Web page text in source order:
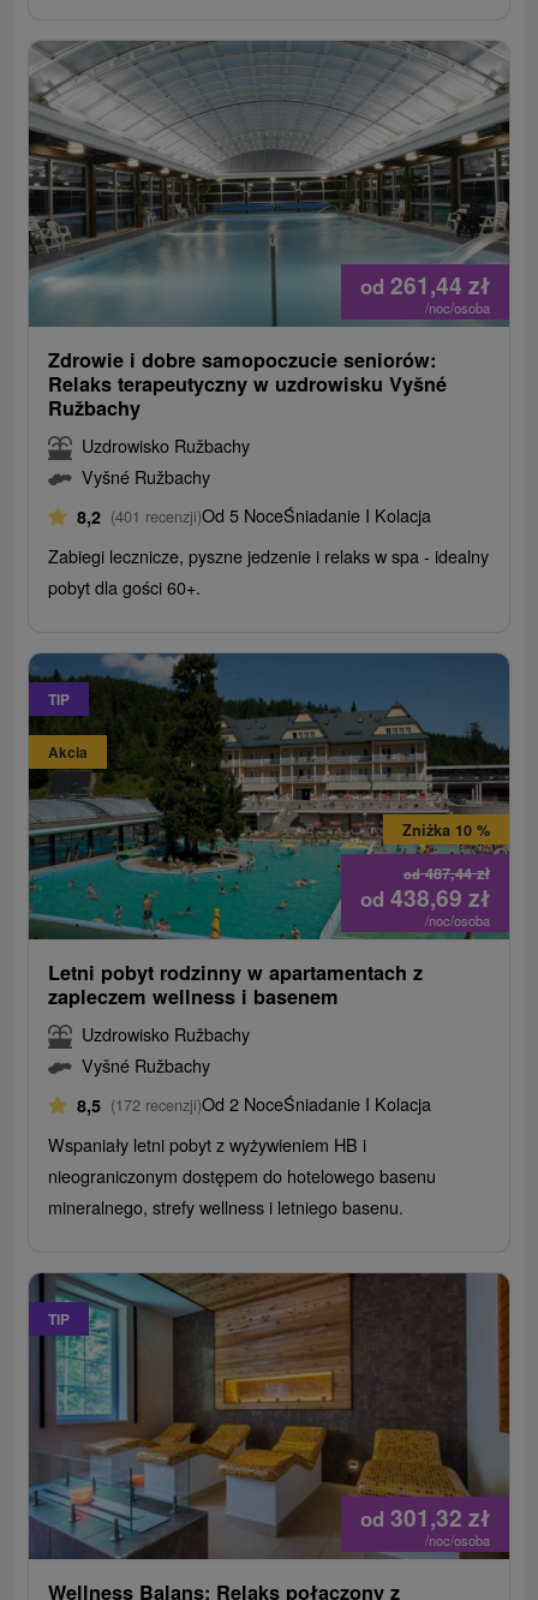
od 261,44 zł
/noc/osoba
Zdrowie i dobre samopoczucie seniorów:
Relaks terapeutyczny w uzdrowisku Vyšné
Ružbachy
Uzdrowisko Ružbachy
Vyšné Ružbachy
8,2 (401 recenzji)Od 5 NoceŚniadanie I Kolacja
Zabiegi lecznicze, pyszne jedzenie i relaks w spa - idealny
pobyt dla gości 60+.
TIP
Akcia
od487,44zł
Zniżka 10 %
od 438,69 zł
/noc/osoba
Letni pobyt rodzinny w apartamentach z
zapleczem wellness i basenem
Uzdrowisko Ružbachy
Vyšné Ružbachy
8,5 (172 recenzji)Od 2 NoceŚniadanie I Kolacja
Wspaniały letni pobyt z wyżywieniem HB i
nieograniczonym dostępem do hotelowego basenu
mineralnego, strefy wellness i letniego basenu.
TIP
od 301,32 zł
/noc/osoba
Wellness Balans: Relaks połączony z